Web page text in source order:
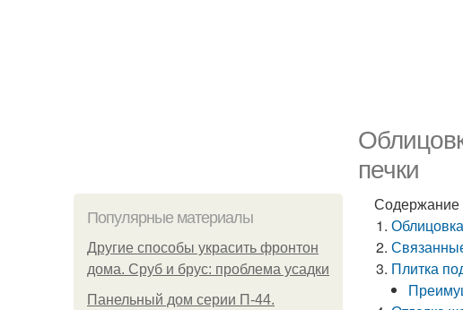
печки
Популярные материалы
Другие способы украсить фронтон
дома. Сруб и брус: проблема усадки
Панельный дом серии П-44.
Содержание
Плитка